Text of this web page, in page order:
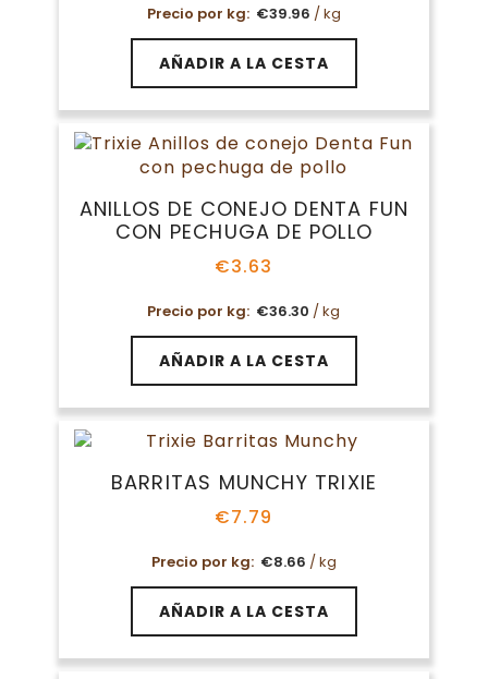
Precio por kg: €39.96 / kg
AÑADIR A LA CESTA
ANILLOS DE CONEJO DENTA FUN
CON PECHUGA DE POLLO
€3.63
Precio por kg: €36.30 / kg
AÑADIR A LA CESTA
BARRITAS MUNCHY TRIXIE
€7.79
Precio por kg: €8.66 / kg
AÑADIR A LA CESTA